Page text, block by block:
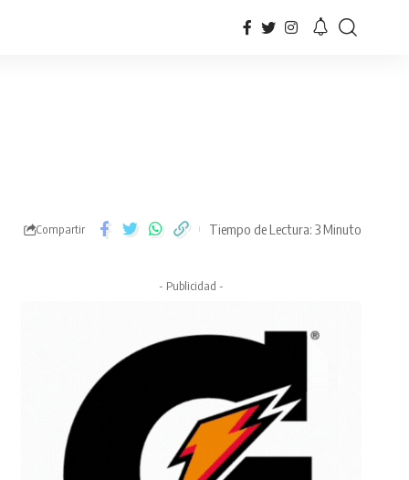
Compartir Tiempo de Lectura: 3 Minuto
- Publicidad -